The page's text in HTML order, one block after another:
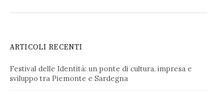
ARTICOLI RECENTI
Festival delle Identità: un ponte di cultura, impresa e
sviluppo tra Piemonte e Sardegna